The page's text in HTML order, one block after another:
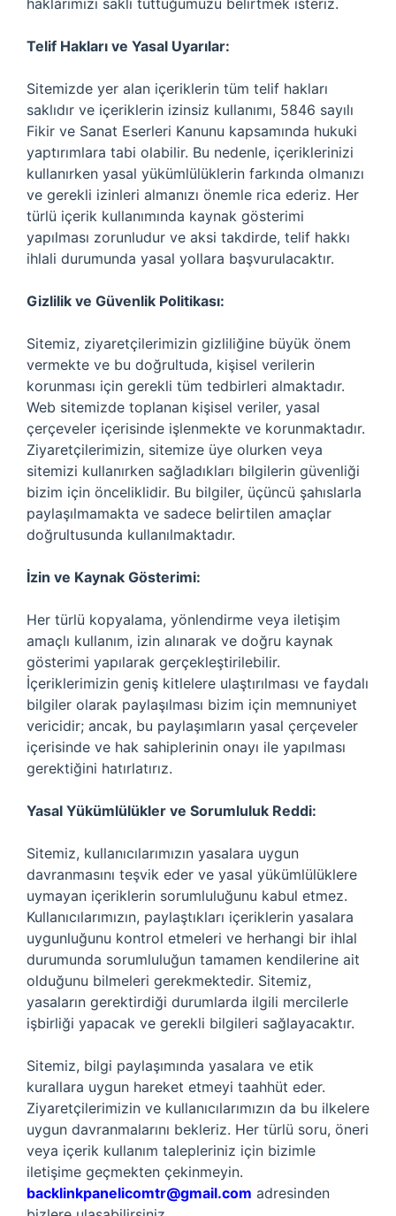
haklarımızı saklı tuttuğumuzu belirtmek isteriz.
Telif Hakları ve Yasal Uyarılar:
Sitemizde yer alan içeriklerin tüm telif hakları
saklıdır ve içeriklerin izinsiz kullanımı, 5846 sayılı
Fikir ve Sanat Eserleri Kanunu kapsamında hukuki
yaptırımlara tabi olabilir. Bu nedenle, içeriklerinizi
kullanırken yasal yükümlülüklerin farkında olmanızı
ve gerekli izinleri almanızı önemle rica ederiz. Her
türlü içerik kullanımında kaynak gösterimi
yapılması zorunludur ve aksi takdirde, telif hakkı
ihlali durumunda yasal yollara başvurulacaktır.
Gizlilik ve Güvenlik Politikası:
Sitemiz, ziyaretçilerimizin gizliliğine büyük önem
vermekte ve bu doğrultuda, kişisel verilerin
korunması için gerekli tüm tedbirleri almaktadır.
Web sitemizde toplanan kişisel veriler, yasal
çerçeveler içerisinde işlenmekte ve korunmaktadır.
Ziyaretçilerimizin, sitemize üye olurken veya
sitemizi kullanırken sağladıkları bilgilerin güvenliği
bizim için önceliklidir. Bu bilgiler, üçüncü şahıslarla
paylaşılmamakta ve sadece belirtilen amaçlar
doğrultusunda kullanılmaktadır.
İzin ve Kaynak Gösterimi:
Her türlü kopyalama, yönlendirme veya iletişim
amaçlı kullanım, izin alınarak ve doğru kaynak
gösterimi yapılarak gerçekleştirilebilir.
İçeriklerimizin geniş kitlelere ulaştırılması ve faydalı
bilgiler olarak paylaşılması bizim için memnuniyet
vericidir; ancak, bu paylaşımların yasal çerçeveler
içerisinde ve hak sahiplerinin onayı ile yapılması
gerektiğini hatırlatırız.
Yasal Yükümlülükler ve Sorumluluk Reddi:
Sitemiz, kullanıcılarımızın yasalara uygun
davranmasını teşvik eder ve yasal yükümlülüklere
uymayan içeriklerin sorumluluğunu kabul etmez.
Kullanıcılarımızın, paylaştıkları içeriklerin yasalara
uygunluğunu kontrol etmeleri ve herhangi bir ihlal
durumunda sorumluluğun tamamen kendilerine ait
olduğunu bilmeleri gerekmektedir. Sitemiz,
yasaların gerektirdiği durumlarda ilgili mercilerle
işbirliği yapacak ve gerekli bilgileri sağlayacaktır.
Sitemiz, bilgi paylaşımında yasalara ve etik
kurallara uygun hareket etmeyi taahhüt eder.
Ziyaretçilerimizin ve kullanıcılarımızın da bu ilkelere
uygun davranmalarını bekleriz. Her türlü soru, öneri
veya içerik kullanım talepleriniz için bizimle
iletişime geçmekten çekinmeyin.
backlinkpanelicomtr@gmail.com adresinden